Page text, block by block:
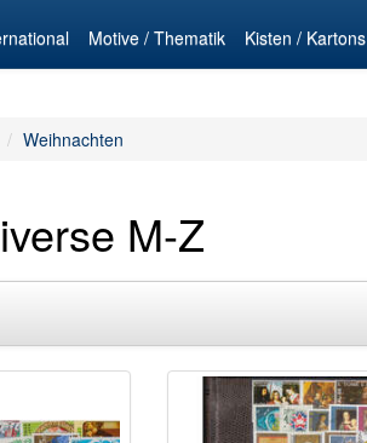
Motive / Thematik Kisten / Kartons
Weihnachten
M-Z